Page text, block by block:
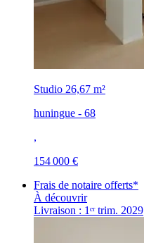
Studio 26,67 m²
huningue - 68
,
154 000 €
Frais de notaire offerts*
À découvrir
Livraison : 1ᵉʳ trim. 2029